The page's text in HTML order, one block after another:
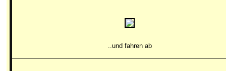
..und fahren ab